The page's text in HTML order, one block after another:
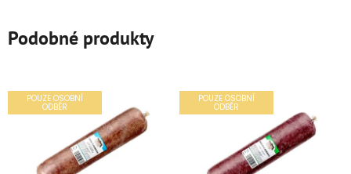
Podobné produkty
POUZE OSOBNÍ
ODBĚR
POUZE OSOBNÍ
ODBĚR